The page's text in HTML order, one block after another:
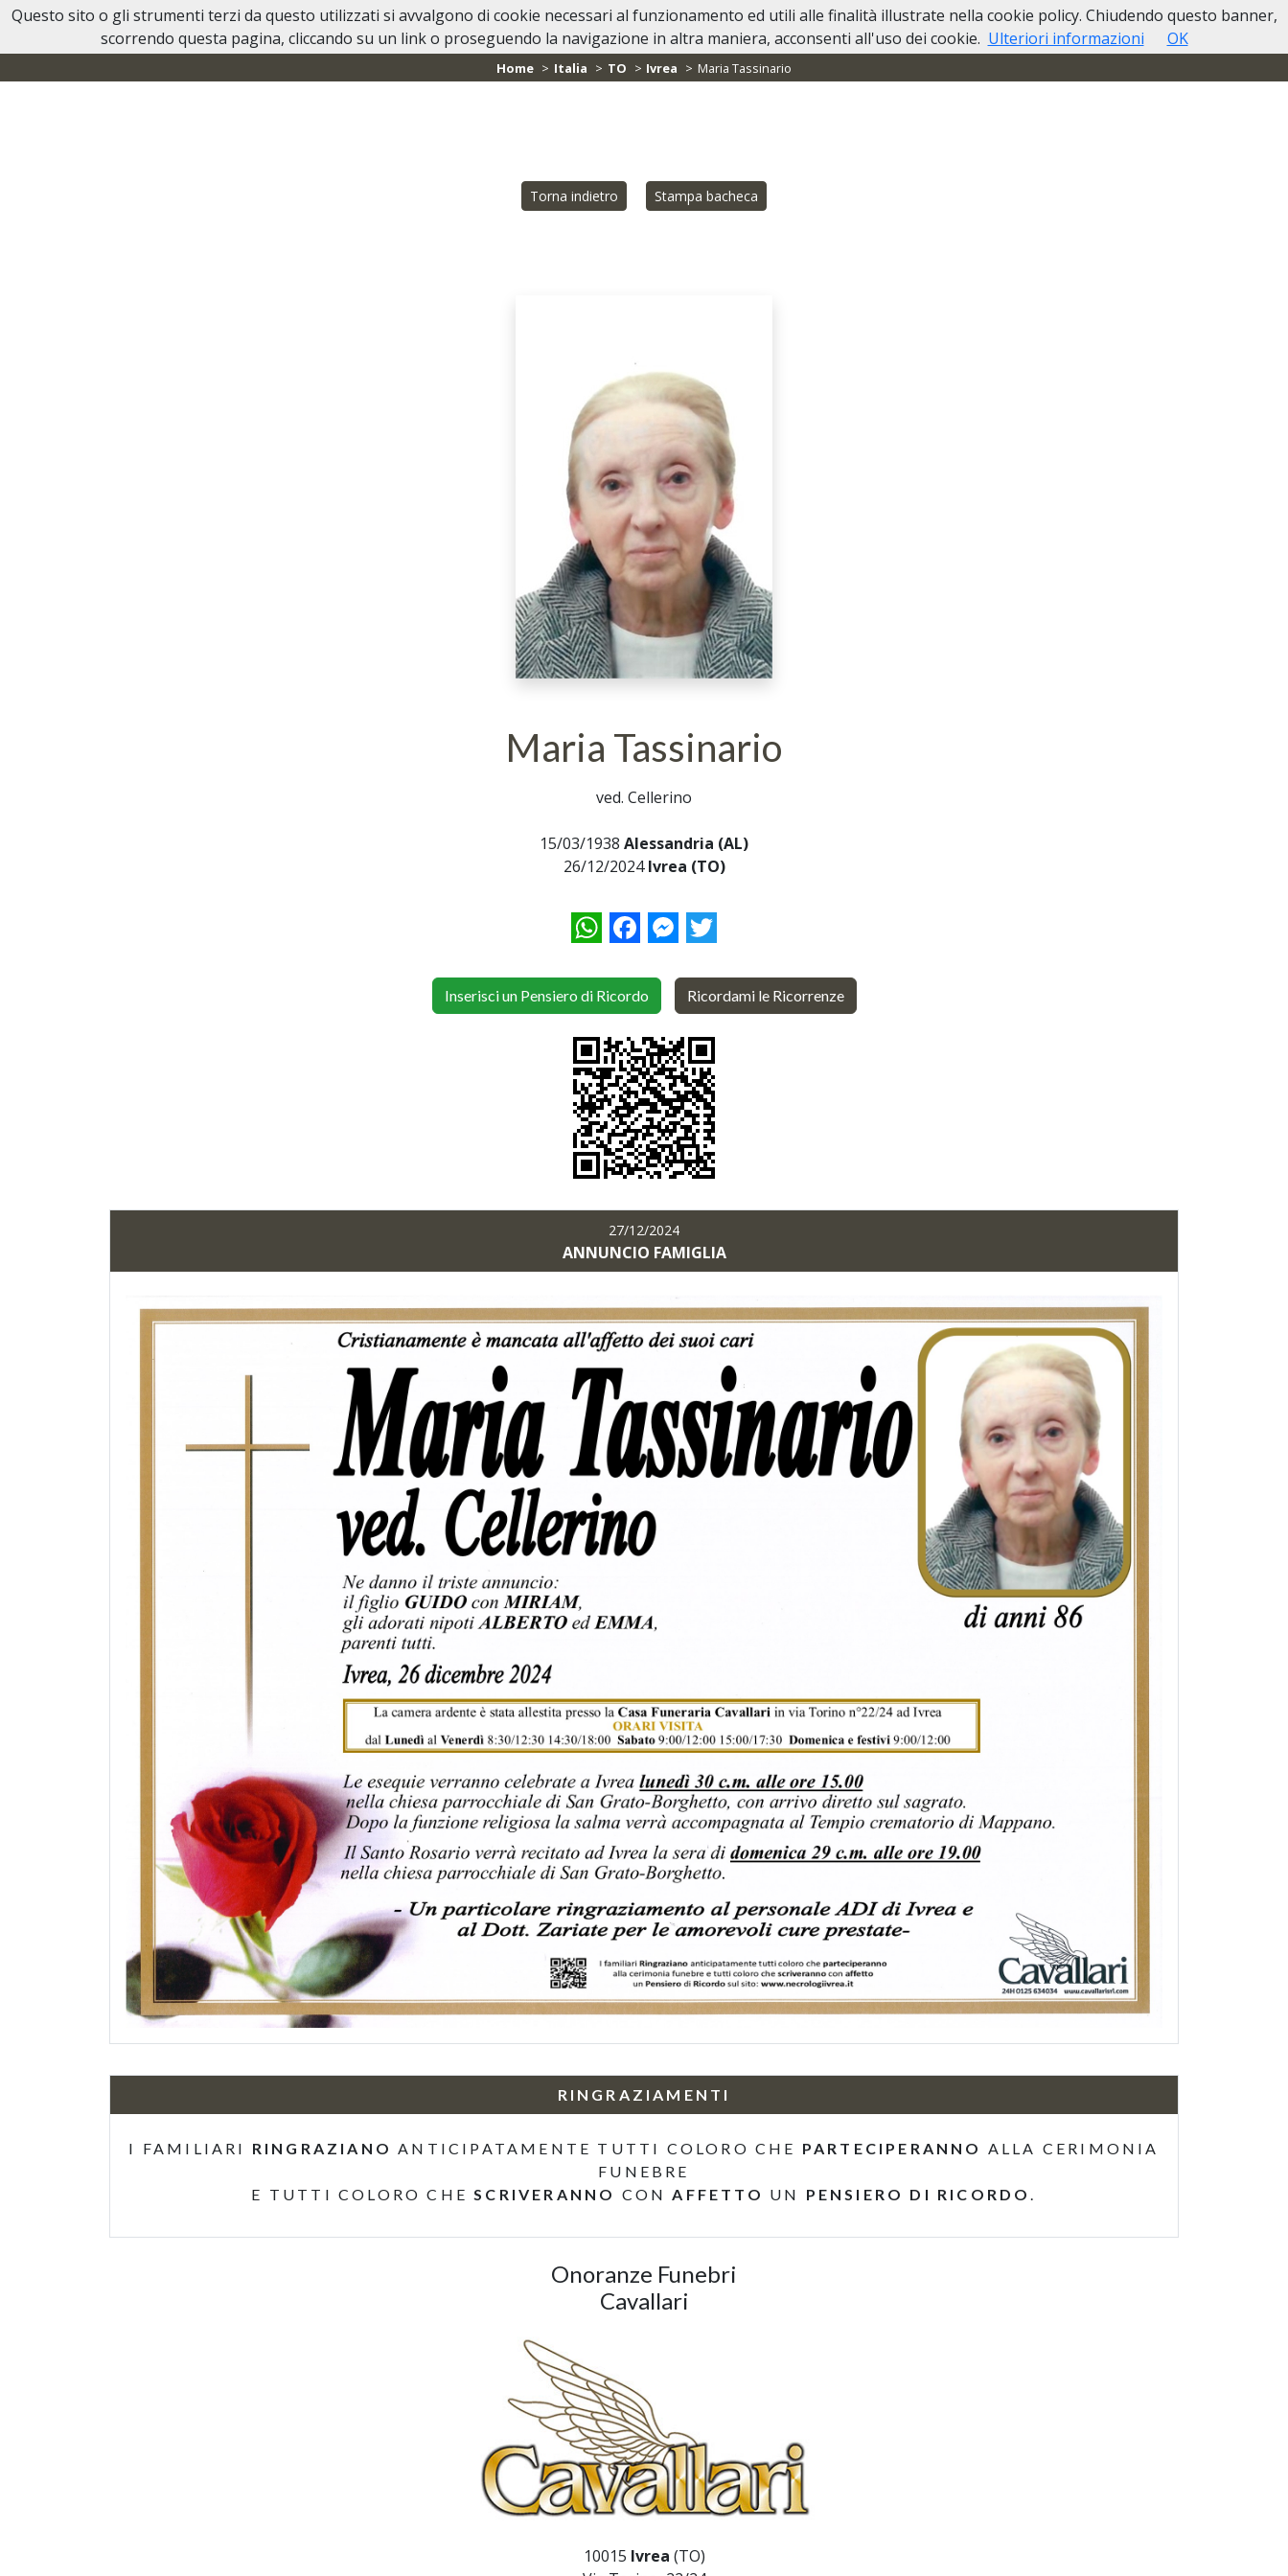
Necrologi Ivrea Home Lutti Personaggi Pubblici In Caso di Decesso Casa Funeraria Contatti
Home Italia TO Ivrea Maria Tassinario
Torna indietro Stampa bacheca
Maria Tassinario
ved. Cellerino
15/03/1938 Alessandria (AL)
26/12/2024Ivrea (TO)
WhatsAppFacebookMessenger
Twitter
Inserisci un Pensiero di Ricordo Ricordami le Ricorrenze
27/12/2024
ANNUNCIO FAMIGLIA
RINGRAZIAMENTI
I FAMILIARI RINGRAZIANO ANTICIPATAMENTE TUTTI COLORO CHE PARTECIPERANNO ALLA CERIMONIA
FUNEBRE
E TUTTI COLORO CHESCRIVERANNO CONAFFETTO UN PENSIERO DI RICORDO.
Onoranze Funebri
Cavallari
10015 Ivrea (TO)
Questo sito o gli strumenti terzi da questo utilizzati si avvalgono di cookie necessari al funzionamento ed utili alle finalità illustrate nella cookie policy. Chiudendo questo banner,
scorrendo questa pagina, cliccando su un link o proseguendo la navigazione in altra maniera, acconsenti all'uso dei cookie. Ulteriori informazioni OK